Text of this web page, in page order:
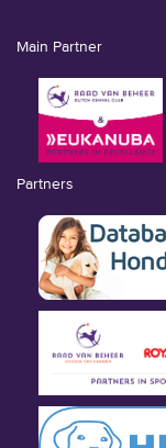
Main Partner
Partners